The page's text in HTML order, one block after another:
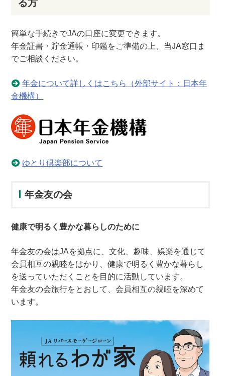
る方
簡単な手続きでJAの口座に変更できます。
年金証書・貯金通帳・印鑑をご準備の上、当JA窓口ま
でご相談ください。
年金について詳しくはこちら（外部サイト：日本年
金機構）
ゆとり倶楽部について
年金友の会
健康で明るく豊かな暮らしのために
年金友の会はJAを拠点に、文化、趣味、娯楽を通じて
会員相互の親睦をはかり、健康で明るく豊かな暮らし
を送っていただくことを目的に活動しています。
年金友の会旅行をとおして、会員相互の親睦を深めて
います。